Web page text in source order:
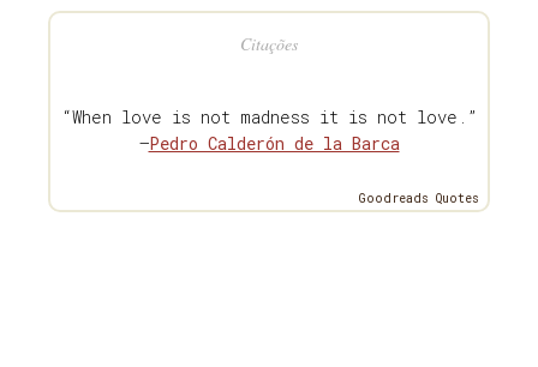
Citações
“When love is not madness it is not love.”
—Pedro Calderón de la Barca
Goodreads Quotes